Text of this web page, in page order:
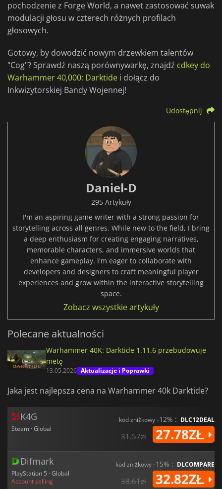
pochodzenie z Forge World, a nawet zastosować suwak
modulacji głosu w czterech różnych profilach
głosowych.
Gotowy, by dowodzić nowym drzewkiem talentów
"Cog"? Sprawdź naszą porównywarkę, znajdź cdkey do
Warhammer 40,000: Darktide i dołącz do
Inkwizytorskiej Bandy Wojennej!
Udostępnij
Daniel-D
295 Artykuły
I'm an aspiring game writer with a strong passion for
storytelling across all genres. While new to the field, I bring
a deep enthusiasm for creating engaging narratives,
memorable characters, and immersive worlds that
enhance gameplay. I'm eager to collaborate with
developers and designers to craft meaningful player
experiences and grow within the interactive storytelling
space.
Zobacz wszystkie artykuły
Polecane aktualności
Warhammer 40K: Darktide 1.11.6 przebudowuje
metę
13.05.2026 Aktualizacje i Poprawki
Jaka jest najlepsza cena na Warhammer 40k Darktide?
K4G
Steam · Global
kod zniżkowy-12% : DLC12DEAL
31.57zł 27.78ZŁ
Difmark
PlayStation 5 · Global
Account selling
kod zniżkowy-15% : DLCOMPARE
38.61zł 32.82ZŁ